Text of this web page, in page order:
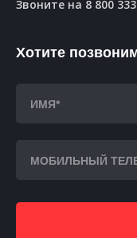
Звоните на 8 800
Хотите